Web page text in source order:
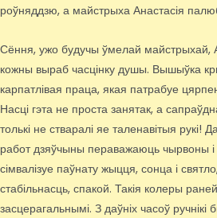
роўняддзю, а майстрыха Анастасія
Сёння, ужо будучы ўмелай майстрыхай,
кожны выраб часцінку душы. Вышыўка
карпатлівая праца, якая патрабуе
Насці гэта не проста занятак, а
толькі не стваралі яе таленавітыя рукі!
работ дзяўчыны пераважаюць чырвоны
сімвалізуе паўнату жыцця, сонца і
стабільнасць, спакой. Такія колеры
засцерагальнымі. З даўніх часоў